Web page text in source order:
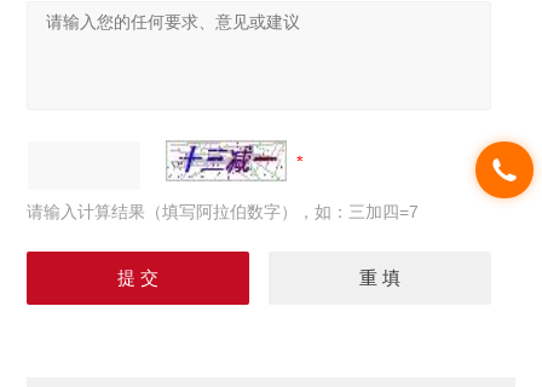
请输入计算结果（填写阿拉伯数字），如：三加四=7